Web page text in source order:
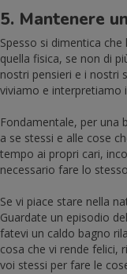
5. Mantenere
Spesso si dimentica
quella fisica, se non di
nostri pensieri e i nostri
viviamo e interpretiamo
Fondamentale, per una
a se stessi e alle cose
tempo ai propri cari,
necessario fare lo
Se vi piace stare nella
Guardate un episodio
fatevi un caldo bagno
cosa che vi rende felici,
voi stessi per fare le